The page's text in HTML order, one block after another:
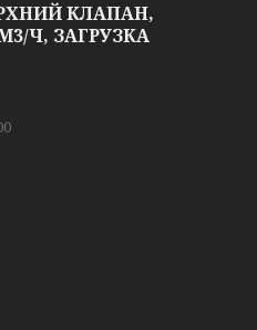
КЛАПАН,
Ч, ЗАГРУЗКА